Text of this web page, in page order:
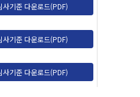
사기준 다운로드(PDF)
사기준 다운로드(PDF)
사기준 다운로드(PDF)